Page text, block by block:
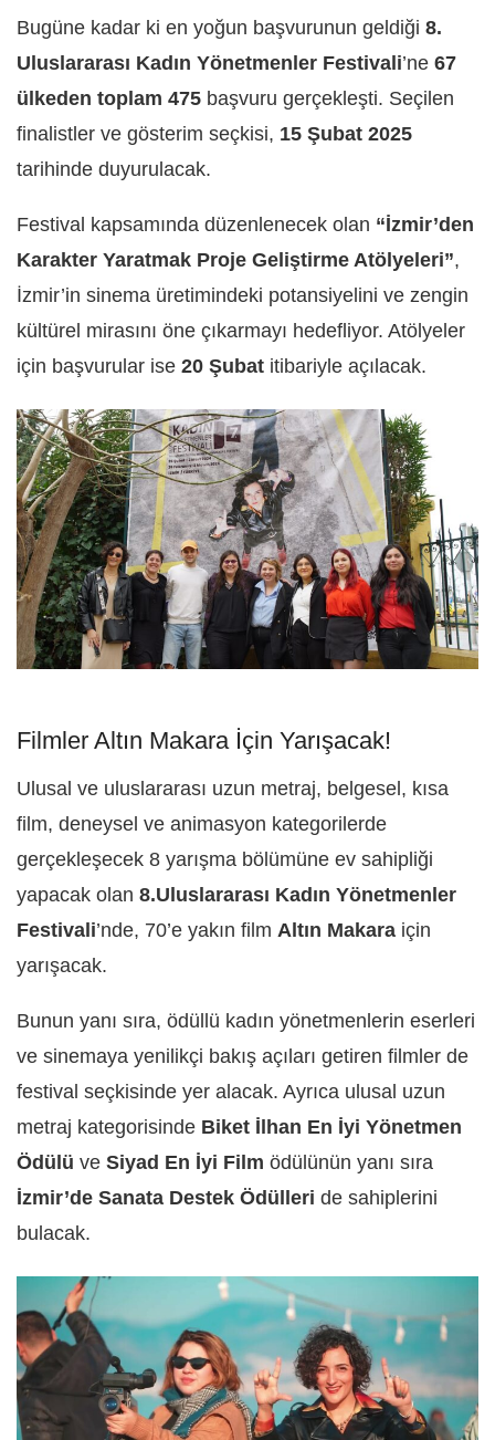
Bugüne kadar ki en yoğun başvurunun geldiği 8.
Uluslararası Kadın Yönetmenler Festivali’ne 67
ülkeden toplam 475 başvuru gerçekleşti. Seçilen
finalistler ve gösterim seçkisi, 15 Şubat 2025
tarihinde duyurulacak.
Festival kapsamında düzenlenecek olan “İzmir’den
Karakter Yaratmak Proje Geliştirme Atölyeleri”,
İzmir’in sinema üretimindeki potansiyelini ve zengin
kültürel mirasını öne çıkarmayı hedefliyor. Atölyeler
için başvurular ise 20 Şubat itibariyle açılacak.
Filmler Altın Makara İçin Yarışacak!
Ulusal ve uluslararası uzun metraj, belgesel, kısa
film, deneysel ve animasyon kategorilerde
gerçekleşecek 8 yarışma bölümüne ev sahipliği
yapacak olan 8.Uluslararası Kadın Yönetmenler
Festivali’nde, 70’e yakın film Altın Makara için
yarışacak.
Bunun yanı sıra, ödüllü kadın yönetmenlerin eserleri
ve sinemaya yenilikçi bakış açıları getiren filmler de
festival seçkisinde yer alacak. Ayrıca ulusal uzun
metraj kategorisinde Biket İlhan En İyi Yönetmen
Ödülü ve Siyad En İyi Film ödülünün yanı sıra
İzmir’de Sanata Destek Ödülleri de sahiplerini
bulacak.